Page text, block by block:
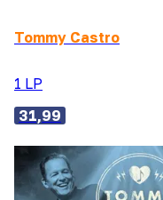
Tommy Castro
1 LP
31,99